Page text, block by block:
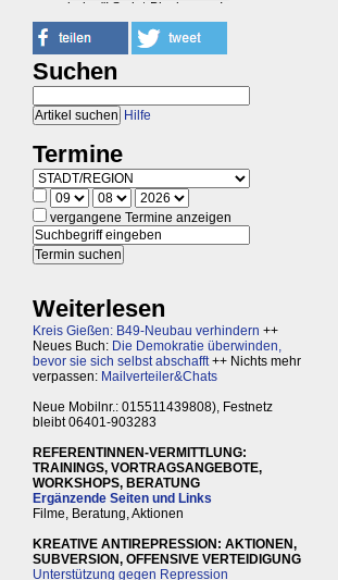
Suchen
Hilfe
Termine
vergangene Termine anzeigen
Weiterlesen
Kreis Gießen: B49-Neubau verhindern ++
Neues Buch: Die Demokratie überwinden,
bevor sie sich selbst abschafft++ Nichts mehr
verpassen: Mailverteiler&Chats
Neue Mobilnr.: 015511439808), Festnetz
bleibt 06401-903283
REFERENTINNEN-VERMITTLUNG:
TRAININGS, VORTRAGSANGEBOTE,
WORKSHOPS, BERATUNG
Ergänzende Seiten und Links
Filme, Beratung, Aktionen
KREATIVE ANTIREPRESSION: AKTIONEN,
SUBVERSION, OFFENSIVE VERTEIDIGUNG
Unterstützung gegen Repression